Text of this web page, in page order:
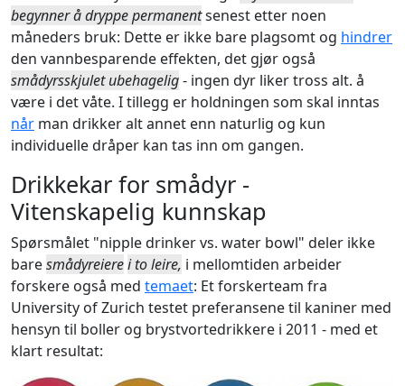
begynner å dryppe permanentsenest etter noen
måneders bruk: Dette er ikke bare plagsomt og hindrer
den vannbesparende effekten, det gjør også
smådyrsskjulet ubehagelig- ingen dyr liker tross alt. å
være i det våte. I tillegg er holdningen som skal inntas
når man drikker alt annet enn naturlig og kun
individuelle dråper kan tas inn om gangen.
Drikkekar for smådyr -
Vitenskapelig kunnskap
Spørsmålet "nipple drinker vs. water bowl" deler ikke
baresmådyreierei to leire, i mellomtiden arbeider
forskere også med temaet: Et forskerteam fra
University of Zurich testet preferansene til kaniner med
hensyn til boller og brystvortedrikkere i 2011 - med et
klart resultat: